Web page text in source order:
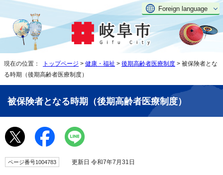
Foreign language
現在の位置： トップページ > 健康・福祉 > 後期高齢者医療制度 > 被保険者とな
る時期（後期高齢者医療制度）
被保険者となる時期（後期高齢者医療制度）
ページ番号1004783 更新日 令和7年7月31日